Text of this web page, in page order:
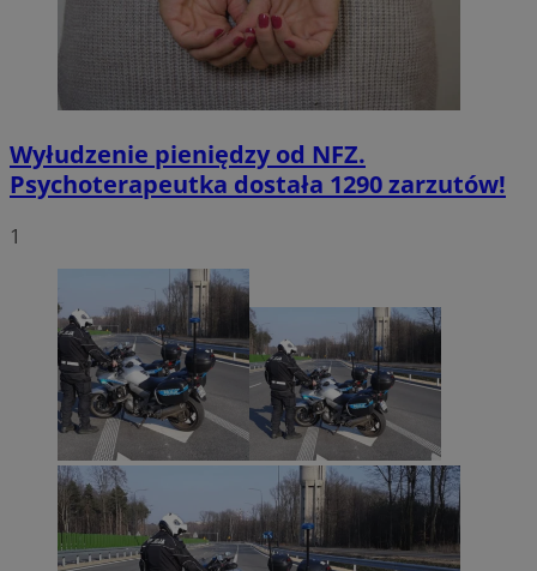
Wyłudzenie pieniędzy od NFZ.
Psychoterapeutka dostała 1290 zarzutów!
1